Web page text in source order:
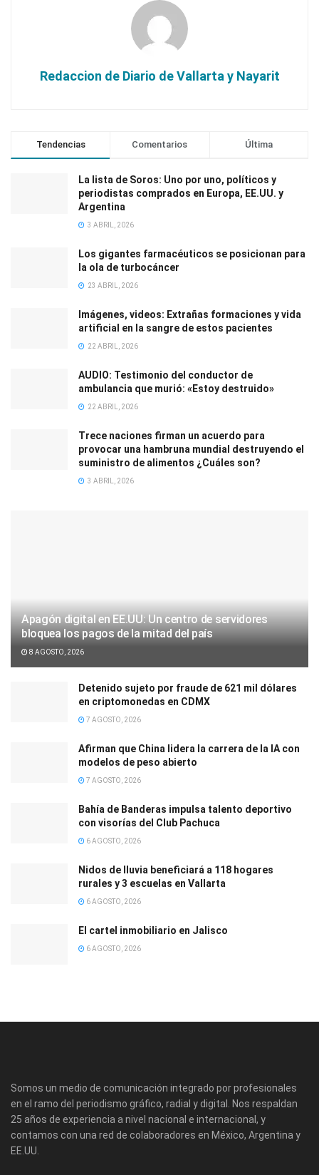
Redaccion de Diario de Vallarta y Nayarit
Tendencias Comentarios Última
La lista de Soros: Uno por uno, políticos y
periodistas comprados en Europa, EE.UU. y
Argentina
3 ABRIL, 2026
Los gigantes farmacéuticos se posicionan para
la ola de turbocáncer
23 ABRIL, 2026
Imágenes, videos: Extrañas formaciones y vida
artificial en la sangre de estos pacientes
22 ABRIL, 2026
AUDIO: Testimonio del conductor de
ambulancia que murió: «Estoy destruido»
22 ABRIL, 2026
Trece naciones firman un acuerdo para
provocar una hambruna mundial destruyendo el
suministro de alimentos ¿Cuáles son?
3 ABRIL, 2026
Apagón digital en EE.UU: Un centro de servidores
bloquea los pagos de la mitad del país
8 AGOSTO, 2026
Detenido sujeto por fraude de 621 mil dólares
en criptomonedas en CDMX
7 AGOSTO, 2026
Afirman que China lidera la carrera de la IA con
modelos de peso abierto
7 AGOSTO, 2026
Bahía de Banderas impulsa talento deportivo
con visorías del Club Pachuca
6 AGOSTO, 2026
Nidos de lluvia beneficiará a 118 hogares
rurales y 3 escuelas en Vallarta
6 AGOSTO, 2026
El cartel inmobiliario en Jalisco
6 AGOSTO, 2026
Somos un medio de comunicación integrado por profesionales
en el ramo del periodismo gráfico, radial y digital. Nos respaldan
25 años de experiencia a nivel nacional e internacional, y
contamos con una red de colaboradores en México, Argentina y
EE.UU.